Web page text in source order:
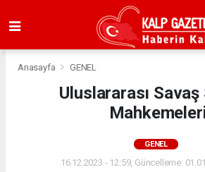
Anasayfa GENEL
Uluslararası Savaş
GENEL
16.12.2023 - 12:59, Güncelleme: